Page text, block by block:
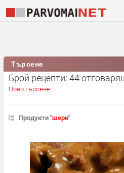
Търсене
Брой рецепти: 44
Ново търсене
Продукти "шери"